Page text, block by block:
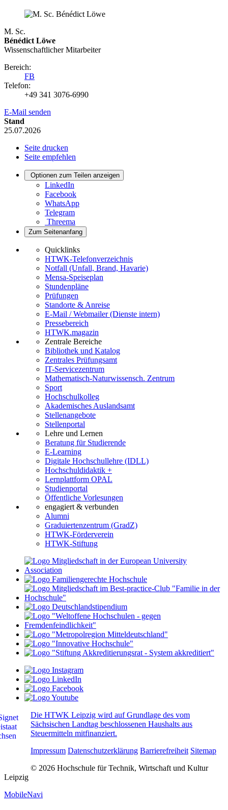
M. Sc.
Bénédict Löwe
Wissenschaftlicher Mitarbeiter
Bereich:
FB
Telefon:
+49 341 3076-6990
E-Mail senden
Stand
25.07.2026
Seite drucken
Seite empfehlen
Optionen zum Teilen anzeigen
LinkedIn
Facebook
WhatsApp
Telegram
Threema
Zum Seitenanfang
Quicklinks
HTWK-Telefonverzeichnis
Notfall (Unfall, Brand, Havarie)
Mensa-Speiseplan
Stundenpläne
Prüfungen
Standorte & Anreise
E-Mail / Webmailer (Dienste intern)
Pressebereich
HTWK.magazin
Zentrale Bereiche
Bibliothek und Katalog
Zentrales Prüfungsamt
IT-Servicezentrum
Mathematisch-Naturwissensch. Zentrum
Sport
Hochschulkolleg
Akademisches Auslandsamt
Stellenangebote
Stellenportal
Lehre und Lernen
Beratung für Studierende
E-Learning
Digitale Hochschullehre (IDLL)
Hochschuldidaktik +
Lernplattform OPAL
Studienportal
Öffentliche Vorlesungen
engagiert & verbunden
Alumni
Graduiertenzentrum (GradZ)
HTWK-Förderverein
HTWK-Stiftung
Die HTWK Leipzig wird auf Grundlage des vom
Sächsischen Landtag beschlossenen Haushalts aus
Steuermitteln mitfinanziert.
Impressum Datenschutzerklärung Barrierefreiheit Sitemap
© 2026 Hochschule für Technik, Wirtschaft und Kultur
Leipzig
MobileNavi